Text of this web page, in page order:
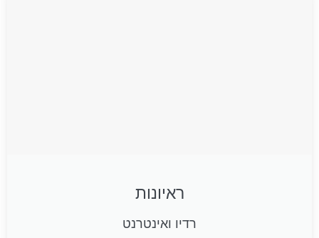
ראיונות
רדיו ואינטרנט